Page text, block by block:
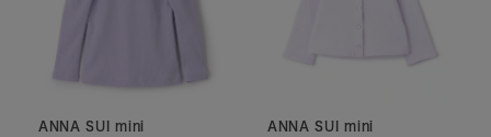
ANNA SUI mini
ANNA SUI mini